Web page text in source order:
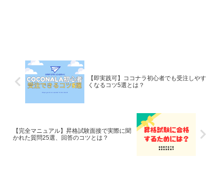
【即実践可】ココナラ初心者でも受注しやす
くなるコツ5選とは？
【完全マニュアル】昇格試験面接で実際に聞
かれた質問25選、回答のコツとは？